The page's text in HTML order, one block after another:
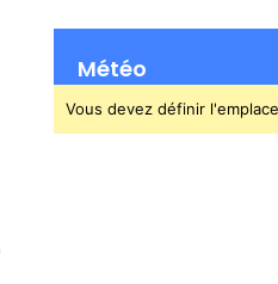
Météo
Vous devez définir